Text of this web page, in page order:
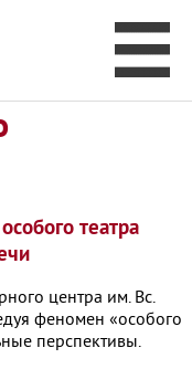
театра
центра им. Вс.
феномен «особого
перспективы.